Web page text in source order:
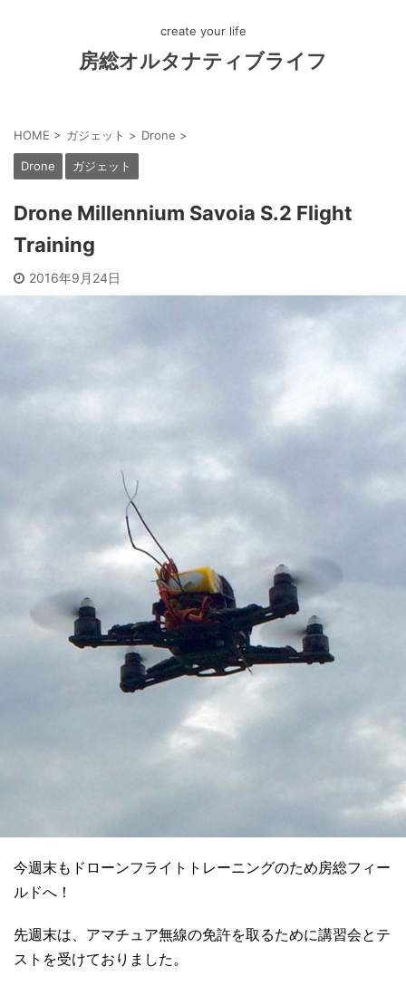
create your life
房総オルタナティブライフ
HOME > ガジェット > Drone >
Drone ガジェット
Drone Millennium Savoia S.2 Flight
Training
2016年9月24日
今週末もドローンフライトトレーニングのため房総フィー
ルドへ！
先週末は、アマチュア無線の免許を取るために講習会とテ
ストを受けておりました。